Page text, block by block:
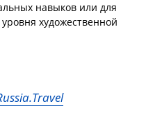
навыков или для
художественной